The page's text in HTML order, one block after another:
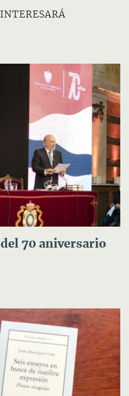
70 aniversario